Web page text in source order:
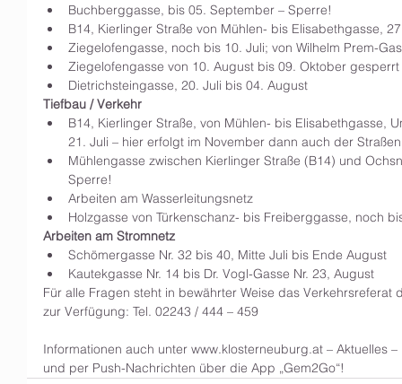
Buchberggasse, bis 05. September – Sperre!
B14, Kierlinger Straße von Mühlen- bis Elisabethgasse,
Ziegelofengasse, noch bis 10. Juli; von Wilhelm Prem-
Ziegelofengasse von 10. August bis 09. Oktober
Dietrichsteingasse, 20. Juli bis 04. August
Tiefbau / Verkehr
B14, Kierlinger Straße, von Mühlen- bis Elisabethgasse,
21. Juli – hier erfolgt im November dann auch der
Mühlengasse zwischen Kierlinger Straße (B14) und
Sperre!
Arbeiten am Wasserleitungsnetz
Holzgasse von Türkenschanz- bis Freiberggasse, noch
Arbeiten am Stromnetz
Schömergasse Nr. 32 bis 40, Mitte Juli bis Ende August
Kautekgasse Nr. 14 bis Dr. Vogl-Gasse Nr. 23, August
Für alle Fragen steht in bewährter Weise das
zur Verfügung: Tel. 02243 / 444 – 459
Informationen auch unter www.klosterneuburg.at – Aktuelles
und per Push-Nachrichten über die App „Gem2Go“!